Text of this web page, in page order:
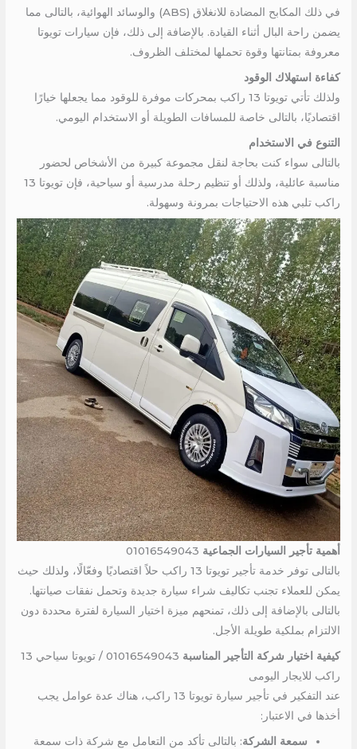
في ذلك المكابح المضادة للانغلاق (ABS) والوسائد الهوائية، بالتالى مما
يضمن راحة البال أثناء القيادة. بالإضافة إلى ذلك، فإن سيارات تويوتا
معروفة بمتانتها وقوة تحملها لمختلف الظروف.
كفاءة استهلاك الوقود
ولذلك تأتي تويوتا 13 راكب بمحركات موفرة للوقود مما يجعلها خيارًا
اقتصاديًا، بالتالى خاصة للمسافات الطويلة أو الاستخدام اليومي.
التنوع في الاستخدام
بالتالى سواء كنت بحاجة لنقل مجموعة كبيرة من الأشخاص لحضور
مناسبة عائلية، ولذلك أو تنظيم رحلة مدرسية أو سياحية، فإن تويوتا 13
راكب تلبي هذه الاحتياجات بمرونة وسهولة.
أهمية تأجير السيارات الجماعية
بالتالى توفر خدمة تأجير تويوتا 13 راكب حلاً اقتصاديًا وفعّالًا، ولذلك حيث
يمكن للعملاء تجنب تكاليف شراء سيارة جديدة وتحمل نفقات صيانتها.
بالتالى بالإضافة إلى ذلك، تمنحهم ميزة اختيار السيارة لفترة محددة دون
الالتزام بملكية طويلة الأجل.
كيفية اختيار شركة التأجير المناسبة
01016549043 / تويوتا سياحي 13
راكب للايجار اليومى
عند التفكير في تأجير سيارة تويوتا 13 راكب، هناك عدة عوامل يجب
أخذها في الاعتبار:
سمعة الشركة: بالتالى تأكد من التعامل مع شركة ذات سمعة